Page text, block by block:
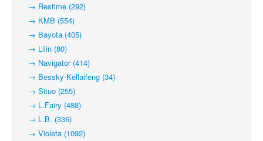
→ Restime (292)
→ KMB (554)
→ Bayota (405)
→ Lilin (80)
→ Navigator (414)
→ Bessky-Kellaifeng (34)
→ Situo (255)
→ L.Fairy (488)
→ L.B. (336)
→ Violeta (1092)